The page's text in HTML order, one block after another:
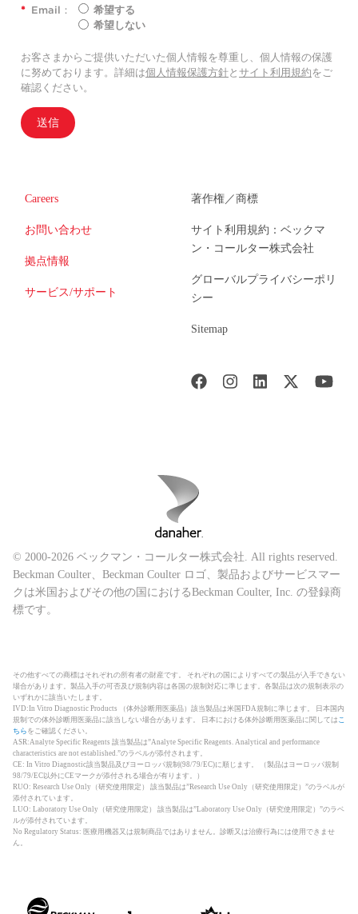
* Email：
希望する
希望しない
お客さまからご提供いただいた個人情報を尊重し、個人情報の保護
に努めております。詳細は個人情報保護方針と サイト利用規約をご
確認ください。
送信
Careers
お問い合わせ
拠点情報
サービス/サポート
著作権／商標
サイト利用規約：ベックマ
ン・コールター株式会社
グローバルプライバシーポリ
シー
Sitemap
© 2000-2026 ベックマン・コールター株式会社. All rights reserved.
Beckman Coulter、Beckman Coulter ロゴ、製品およびサービスマー
クは米国およびその他の国におけるBeckman Coulter, Inc. の登録商
標です。
その他すべての商標はそれぞれの所有者の財産です。 それぞれの国によりすべての製品が入手できない
場合があります。製品入手の可否及び規制内容は各国の規制対応に準じます。各製品は次の規制表示の
いずれかに該当いたします。
IVD:In Vitro Diagnostic Products （体外診断用医薬品）該当製品は米国FDA規制に準じます。 日本国内
規制での体外診断用医薬品に該当しない場合があります。 日本における体外診断用医薬品に関しては こ
ちら をご確認ください。
ASR:Analyte Specific Reagents 該当製品は”Analyte Specific Reagents. Analytical and performance
characteristics are not established.”のラベルが添付されます。
CE: In Vitro Diagnostic該当製品及びヨーロッパ規制(98/79/EC)に順じます。 （製品はヨーロッパ規制
98/79/EC以外にCEマークが添付される場合が有ります。）
RUO: Research Use Only（研究使用限定） 該当製品は”Research Use Only（研究使用限定）”のラベルが
添付されています。
LUO: Laboratory Use Only（研究使用限定） 該当製品は”Laboratory Use Only（研究使用限定）”のラベ
ルが添付されています。
No Regulatory Status: 医療用機器又は規制商品ではありません。診断又は治療行為には使用できませ
ん。